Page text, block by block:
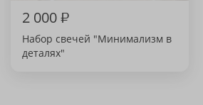
2 000₽
Набор свечей "Минимализм в
деталях"